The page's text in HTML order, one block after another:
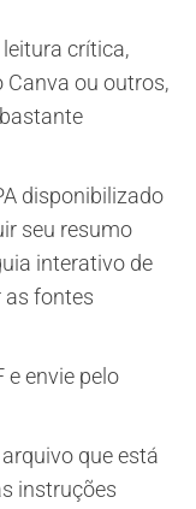
crítica,
ou outros,
disponibilizado
seu resumo
interativo de
as fontes
e envie pelo
que está
instruções